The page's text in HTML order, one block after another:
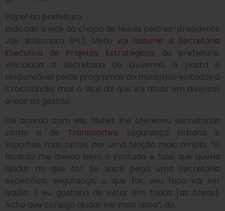
Papel na prefeitura
Indicado à vice da chapa de Nunes pelo ex-presidente
Jair Bolsonaro (PL), Mellovai assumir a Secretaria
Executiva de Projetos Estratégicos da prefeitura.
Vinculada à Secretaria de Governo, a pasta é
responsável pelos programas do município voltados à
Cracolândia, mas o vice diz que vai atuar em diversas
áreas da gestão.
De acordo com ele, Nunes lhe ofereceu secretarias
como a de Transportes, Segurança Urbana e
Esportes, mas optou por uma função mais ampla. “O
Ricardo me deixou bem à vontade e falei que queria
ajudar no que for. Se você pega uma secretaria
específica, segurança, o que for, seu foco vai ser
aquilo. E eu gostaria de estar em todas [as áreas].
Acho que consigo ajudar ele mais nisso”, diz.